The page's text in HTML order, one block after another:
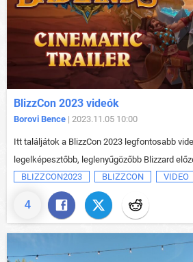
4
BlizzCon 2023 videók
Borovi Bence | 2023.11.05 10:00
Itt találjátok a BlizzCon 2023 legfontosabb
legelképesztőbb, leglenyűgözőbb Blizzard
BLIZZCON2023
BLIZZCON VIDEO